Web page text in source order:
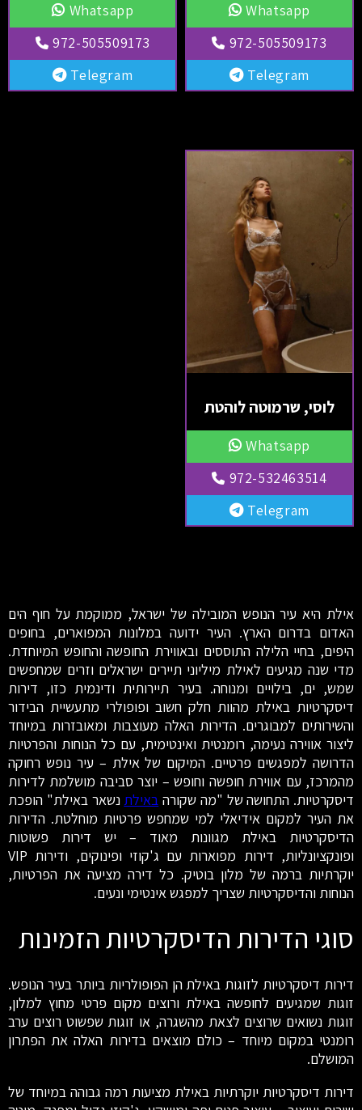
Whatsapp
972-505509173
Telegram
Whatsapp
972-505509173
Telegram
לוסי, שרמוטה לוהטת
Whatsapp
972-532463514
Telegram
אילת היא עיר הנופש המובילה של ישראל, ממוקמת על חוף הים
האדום בדרום הארץ. העיר ידועה במלונות המפוארים, בחופים
היפים, בחיי הלילה התוססים ובאווירת החופשה והחופש המיוחדת.
מדי שנה מגיעים לאילת מיליוני תיירים ישראלים וזרים שמחפשים
שמש, ים, בילויים ומנוחה. בעיר תיירותית ודינמית כזו, דירות
דיסקרטיות באילת מהוות חלק חשוב ופופולרי מתעשיית הבידור
והשירותים למבוגרים. הדירות האלה מעוצבות ומאובזרות במיוחד
ליצור אווירה נעימה, רומנטית ואינטימית, עם כל הנוחות והפרטיות
הדרושה למפגשים פרטיים. המיקום של אילת – עיר נופש רחוקה
מהמרכז, עם אווירת חופשה וחופש – יוצר סביבה מושלמת לדירות
דיסקרטיות. התחושה של "מה שקורה באילת נשאר באילת" הופכת
את העיר למקום אידיאלי למי שמחפש פרטיות מוחלטת. הדירות
הדיסקרטיות באילת מגוונות מאוד – יש דירות פשוטות
ופונקציונליות, דירות מפוארות עם ג'קוזי ופינוקים, ודירות VIP
יוקרתיות ברמה של מלון בוטיק. כל דירה מציעה את הפרטיות,
הנוחות והדיסקרטיות שצריך למפגש אינטימי ונעים.
סוגי הדירות הדיסקרטיות הזמינות
דירות דיסקרטיות לזוגות באילת הן הפופולריות ביותר בעיר הנופש.
זוגות שמגיעים לחופשה באילת ורוצים מקום פרטי מחוץ למלון,
זוגות נשואים שרוצים לצאת מהשגרה, או זוגות שפשוט רוצים ערב
רומנטי במקום מיוחד – כולם מוצאים בדירות האלה את הפתרון
המושלם.
דירות דיסקרטיות יוקרתיות באילת מציעות רמה גבוהה במיוחד של